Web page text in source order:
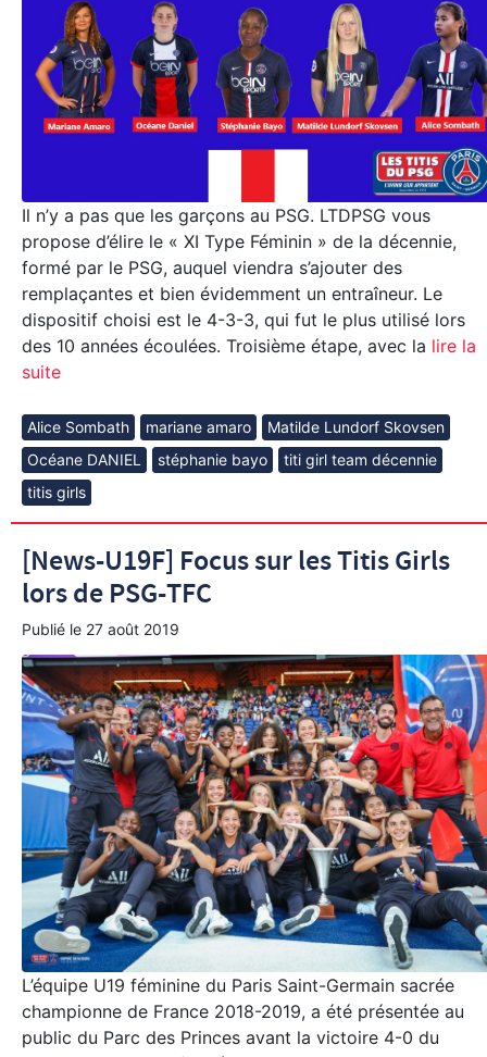
Il n’y a pas que les garçons au PSG. LTDPSG vous
propose d’élire le « XI Type Féminin » de la décennie,
formé par le PSG, auquel viendra s’ajouter des
remplaçantes et bien évidemment un entraîneur. Le
dispositif choisi est le 4-3-3, qui fut le plus utilisé lors
des 10 années écoulées. Troisième étape, avec la lire la
suite
Alice Sombath mariane amaro
Matilde Lundorf Skovsen
Océane DANIEL
stéphanie bayo
titi girl team décennie
titis girls
[News-U19F] Focus sur les Titis Girls
lors de PSG-TFC
Publié le 27 août 2019
L’équipe U19 féminine du Paris Saint-Germain sacrée
championne de France 2018-2019, a été présentée au
public du Parc des Princes avant la victoire 4-0 du